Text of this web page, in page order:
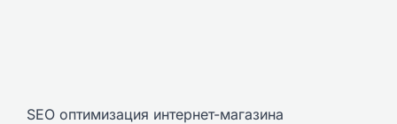
SEO оптимизация интернет-магазина